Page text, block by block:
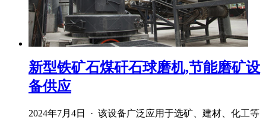
新型铁矿石煤矸石球磨机,节能磨矿设
备供应
2024年7月4日 · 该设备广泛应用于选矿、建材、化工等